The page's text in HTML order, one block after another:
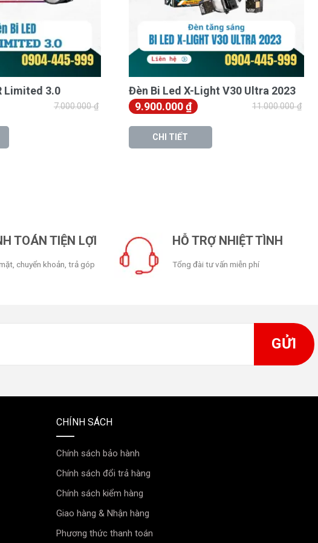
Limited 3.0
7.000.000₫
Đèn Bi Led X-Light V30 Ultra 2023
9.900.000₫ 11.000.000₫
CHI TIẾT
TOÁN TIỆN LỢI
chuyển khoản, trả góp
HỖ TRỢ NHIỆT TÌNH
Tổng đài tư vấn miễn phí
CHÍNH SÁCH
Chính sách bảo hành
Chính sách đổi trả hàng
Chính sách kiểm hàng
Giao hàng & Nhận hàng
Phương thức thanh toán